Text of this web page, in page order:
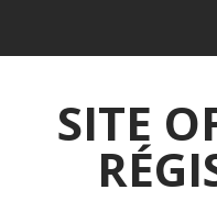
SITE